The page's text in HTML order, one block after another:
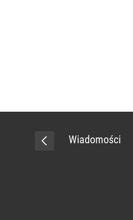
Wiadomości